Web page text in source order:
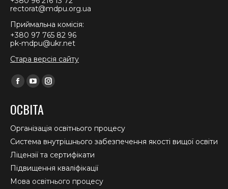
rectorat@mdpu.org.ua
Приймальна комісія:
+380 97 765 82 96
pk-mdpu@ukr.net
Стара версія сайту
Find us on:
Facebook
opens
in
new
window
YouTube
opens
in
new
window
Instagram
in
new
window
ОСВІТА
Організація освітнього процесу
Система внутрішнього забезпечення якості вищої освіти
Ліцензії та сертифікати
Підвищення кваліфікації
Мова освітнього процесу